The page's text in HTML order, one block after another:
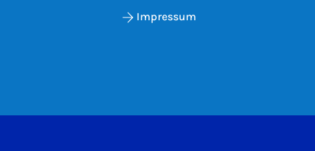
Impressum